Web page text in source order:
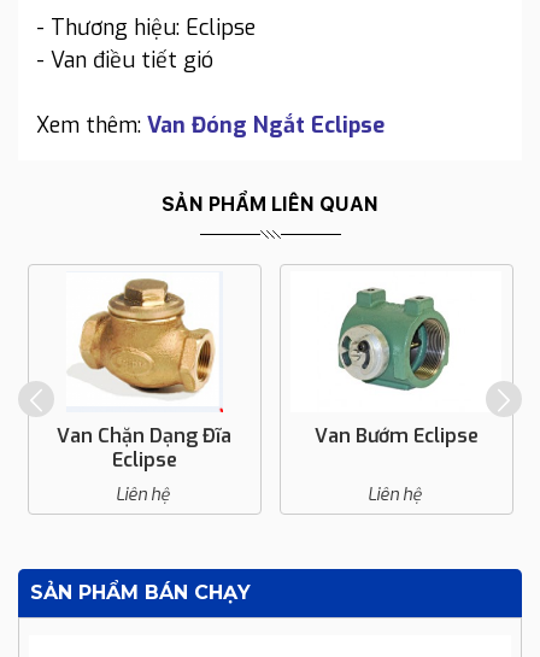
- Thương hiệu: Eclipse
- Van điều tiết gió
Xem thêm: Van Đóng Ngắt Eclipse
SẢN PHẨM LIÊN QUAN
Van Chặn Dạng Đĩa
Eclipse
Liên hệ
Van Bướm Eclipse
Liên hệ
SẢN PHẨM BÁN CHẠY